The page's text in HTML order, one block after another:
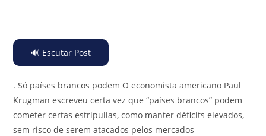
🔊 Escutar Post
. Só países brancos podem O economista americano Paul
Krugman escreveu certa vez que “países brancos” podem
cometer certas estripulias, como manter déficits elevados,
sem risco de serem atacados pelos mercados